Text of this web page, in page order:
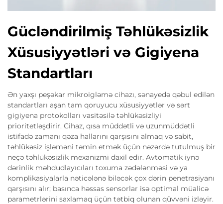
Gücləndirilmiş Təhlükəsizlik
Xüsusiyyətləri və Gigiyena
Standartları
Ən yaxşı peşəkar mikroigləmə cihazı, sənayedə qəbul edilən
standartları aşan tam qoruyucu xüsusiyyətlər və sərt
gigiyena protokolları vasitəsilə təhlükəsizliyi
prioritetləşdirir. Cihaz, qısa müddətli və uzunmüddətli
istifadə zamanı qəza hallarını qarşısını almaq və sabit,
təhlükəsiz işləməni təmin etmək üçün nəzərdə tutulmuş bir
neçə təhlükəsizlik mexanizmi daxil edir. Avtomatik iynə
dərinlik məhdudlayıcıları toxuma zədələnməsi və ya
komplikasiyalarla nəticələnə biləcək çox dərin penetrasiyanı
qarşısını alır; basınca həssas sensorlar isə optimal müalicə
parametrlərini saxlamaq üçün tətbiq olunan qüvvəni izləyir.